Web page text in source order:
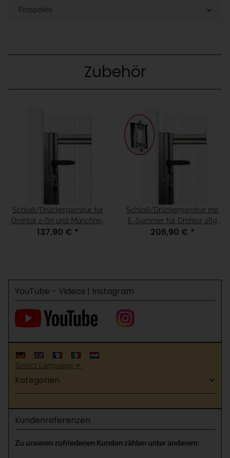
Prospekte
Zubehör
Schloß/Drückergarnitur für
Drehtor 2-flg und Münchner
Modell, für H=120 Weiß
137,90 € *
Schloß/Drückergarnitur mit
E-Summer für Drehtor 2flg
und Münchner Modell, für
206,90 € *
YouTube - Videos | Instagram
Select Language ▼
Kategorien
Kundenreferenzen
Zu unseren zufriedenen Kunden zählen unter anderem: